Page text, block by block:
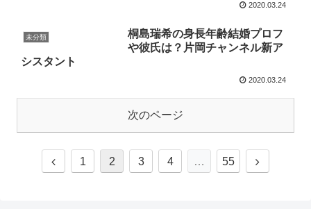
2020.03.24
未分類
桐島瑞希の身長年齢結婚プロフ
や彼氏は？片岡チャンネル新ア
シスタント
2020.03.24
次のページ
1 2 3 4 … 55